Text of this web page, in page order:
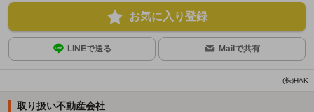
お気に入り登録
LINEで送る Mailで共有
(株)HAK
取り扱い不動産会社